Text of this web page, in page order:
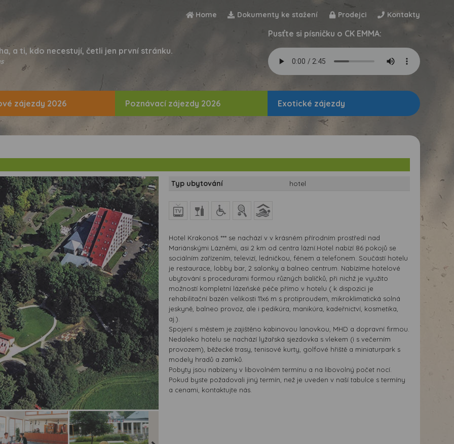
Home Dokumenty ke stažení Prodejci Kontakty
a ti, kdo necestují, četli jen první stránku.
Pusťte si písničku o CK EMMA:
zájezdy 2026 Poznávací zájezdy 2026 Exotické zájezdy
Typ ubytování hotel
Hotel Krakonoš *** se nachází v v krásném přírodním prostředí nad
Mariánskými Lázněmi, asi 2 km od centra lázní.Hotel nabízí 86 pokojů se
sociálním zařízením, televizí, ledničkou, fénem a telefonem. Součástí hotelu
je restaurace, lobby bar, 2 salonky a balneo centrum. Nabízíme hotelové
ubytování s procedurami formou různých balíčků, při nichž je využito
možností kompletní lázeňské péče přímo v hotelu ( k dispozici je
rehabilitační bazén velikosti 11x6 m s protiproudem, mikroklimatická solná
jeskyně, balneo provoz, ale i pedikúra, manikúra, kadeřnictví, kosmetika,
aj.).
Spojení s městem je zajištěno kabinovou lanovkou, MHD a dopravní firmou.
Nedaleko hotelu se nachází lyžařská sjezdovka s vlekem (i s večerním
provozem), běžecké trasy, tenisové kurty, golfové hřiště a miniaturpark s
modely hradů a zamků.
Pobyty jsou nabízeny v libovolném termínu a na libovolný počet nocí.
Pokud byste požadovali jiný termín, než je uveden v naší tabulce s termíny
a cenami, kontaktujte nás.